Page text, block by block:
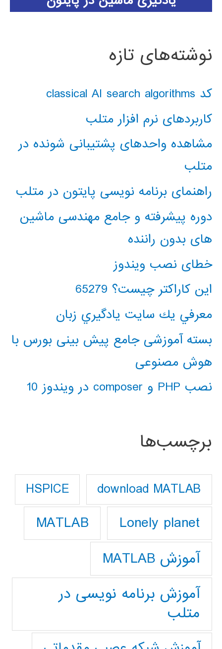
نوشته‌های تازه
کد classical AI search algorithms
کاربردهای نرم افزار متلب
مشاهده واحدهای پشتیبانی شونده در
متلب
راهنمای برنامه نویسی پایتون در متلب
دوره پیشرفته و جامع مهندسی ماشین
های بدون راننده
خطای نصب ویندوز
این کاراکتر چیست؟ 65279
معرفي يك سايت يادگيري زبان
بسته آموزشی جامع پیش بینی بورس با
هوش مصنوعی
نصب PHP و composer در ویندوز 10
برچسب‌ها
download MATLAB
HSPICE
Lonely planet
MATLAB
آموزش MATLAB
آموزش برنامه نویسی در
متلب